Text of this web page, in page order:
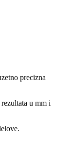
precizna
u mm i